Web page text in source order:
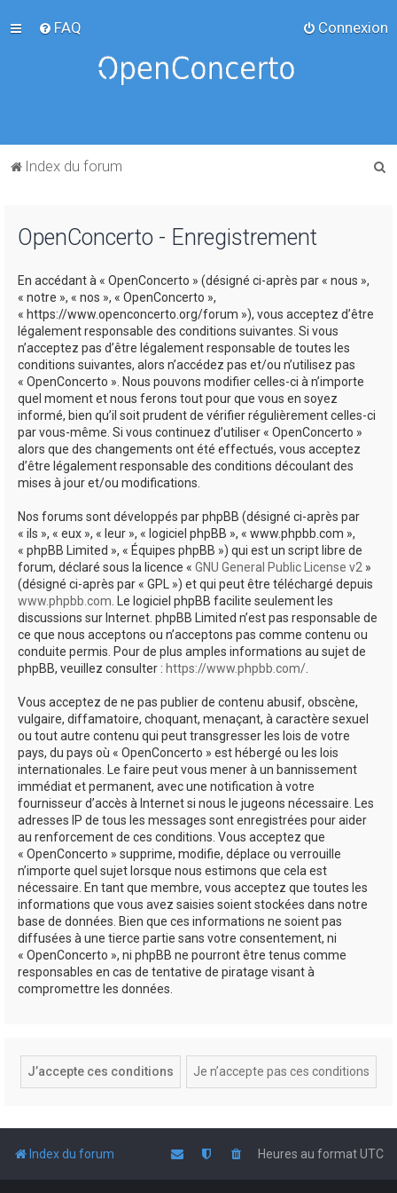
FAQ Connexion
Index du forum
OpenConcerto - Enregistrement
En accédant à « OpenConcerto » (désigné ci-après par « nous »,
« notre », « nos », « OpenConcerto »,
« https://www.openconcerto.org/forum »), vous acceptez d’être
légalement responsable des conditions suivantes. Si vous
n’acceptez pas d’être légalement responsable de toutes les
conditions suivantes, alors n’accédez pas et/ou n’utilisez pas
« OpenConcerto ». Nous pouvons modifier celles-ci à n’importe
quel moment et nous ferons tout pour que vous en soyez
informé, bien qu’il soit prudent de vérifier régulièrement celles-ci
par vous-même. Si vous continuez d’utiliser « OpenConcerto »
alors que des changements ont été effectués, vous acceptez
d’être légalement responsable des conditions découlant des
mises à jour et/ou modifications.
Nos forums sont développés par phpBB (désigné ci-après par
« ils », « eux », « leur », « logiciel phpBB », « www.phpbb.com »,
« phpBB Limited », « Équipes phpBB ») qui est un script libre de
forum, déclaré sous la licence « GNU General Public License v2 »
(désigné ci-après par « GPL ») et qui peut être téléchargé depuis
www.phpbb.com. Le logiciel phpBB facilite seulement les
discussions sur Internet. phpBB Limited n’est pas responsable de
ce que nous acceptons ou n’acceptons pas comme contenu ou
conduite permis. Pour de plus amples informations au sujet de
phpBB, veuillez consulter : https://www.phpbb.com/.
Vous acceptez de ne pas publier de contenu abusif, obscène,
vulgaire, diffamatoire, choquant, menaçant, à caractère sexuel
ou tout autre contenu qui peut transgresser les lois de votre
pays, du pays où « OpenConcerto » est hébergé ou les lois
internationales. Le faire peut vous mener à un bannissement
immédiat et permanent, avec une notification à votre
fournisseur d’accès à Internet si nous le jugeons nécessaire. Les
adresses IP de tous les messages sont enregistrées pour aider
au renforcement de ces conditions. Vous acceptez que
« OpenConcerto » supprime, modifie, déplace ou verrouille
n’importe quel sujet lorsque nous estimons que cela est
nécessaire. En tant que membre, vous acceptez que toutes les
informations que vous avez saisies soient stockées dans notre
base de données. Bien que ces informations ne soient pas
diffusées à une tierce partie sans votre consentement, ni
« OpenConcerto », ni phpBB ne pourront être tenus comme
responsables en cas de tentative de piratage visant à
compromettre les données.
Index du forum Heures au formatUTC